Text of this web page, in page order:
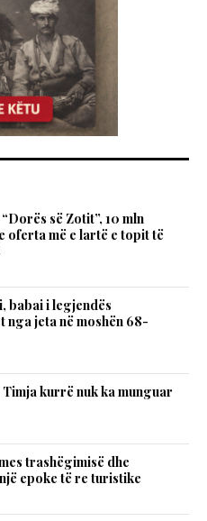
së Zotit”, 10 mln
oferta më e lartë e topit të
babai i legjendës
nga jeta në moshën 68-
kurrë nuk ka munguar
trashëgimisë dhe
epoke të re turistike